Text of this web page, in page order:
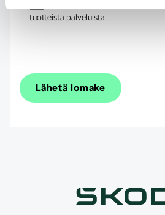
tuotteista palveluista.
Lähetä lomake